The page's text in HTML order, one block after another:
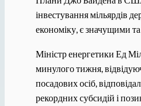
інвестування мільярдів
економіку, є значущими
Міністр енергетики Ед
минулого тижня,
посадових осіб,
рекордних субсидій і